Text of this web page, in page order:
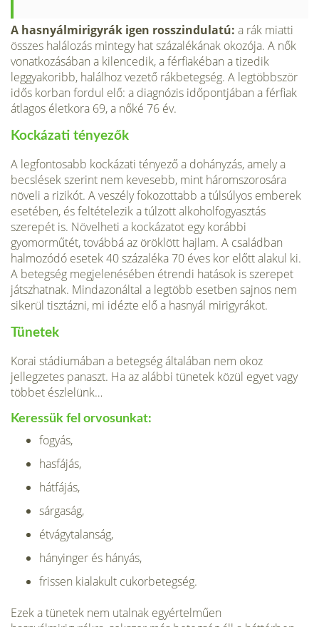
A hasnyálmirigyrák igen rosszindulatú: a rák miatti
összes halálozás mintegy hat szá­zalékának okozója. A nők
vonatkozásában a kilencedik, a férfiakéban a tizedik
leggyako­ribb, halálhoz vezető rákbetegség. A legtöbbször
idős korban fordul elő: a diagnózis időpontjában a férfiak
átlagos életkora 69, a nőké 76 év.
Kockázati tényezők
A legfontosabb kockázati tényező a dohány­zás, amely a
becslések szerint nem kevesebb, mint háromszorosára
növeli a rizikót. A veszély fokozottabb a túlsúlyos emberek
esetében, és feltételezik a túlzott alkohol­fogyasztás
szerepét is. Növelheti a kockázatot egy korábbi
gyomorműtét, továbbá az örök­lött hajlam. A családban
halmozódó esetek 40 százaléka 70 éves kor előtt alakul ki.
A betegség megjelenésében étrendi hatások is szerepet
játszhatnak. Mindazonáltal a legtöbb esetben sajnos nem
sikerül tisztázni, mi idézte elő a hasnyál mirigyrákot.
Tünetek
Korai stádiumában a betegség általában nem okoz
jellegzetes panaszt. Ha az alábbi tünetek közül egyet vagy
többet észlelünk…
Keressük fel orvosunkat:
fogyás,
hasfájás,
hátfájás,
sárgaság,
étvágytalanság,
hányinger és hányás,
frissen kialakult cukorbetegség.
Ezek a tünetek nem utalnak egyértelműen